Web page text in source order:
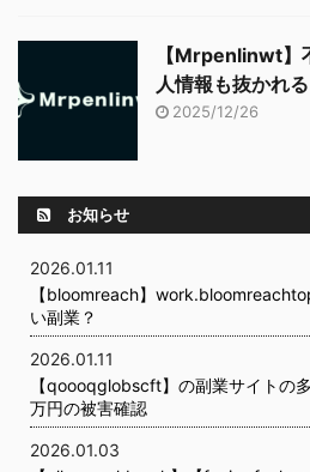
【Mrpenlinwt】
人情報も抜かれ
2025/12/26
お知らせ
2026.01.11
【bloomreach】
い副業？
2026.01.11
【qoooqglobscft】の副業サイトの
万円の被害確認
2026.01.03